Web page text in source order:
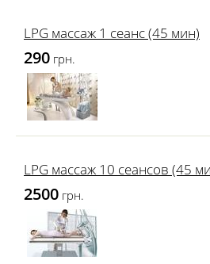
LPG массаж 1 сеанс (45 мин)
290 грн.
LPG массаж 10 сеансов (45
2500 грн.